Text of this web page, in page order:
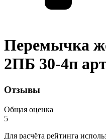
Перемычка
2ПБ 30-4п
Отзывы
Общая оценка
5
Для расчёта рейтинга